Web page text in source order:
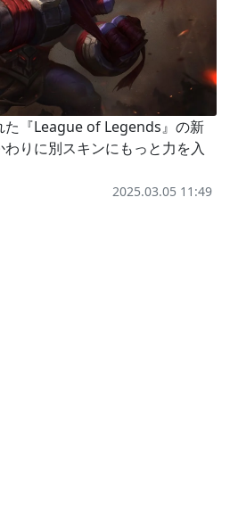
た『League of Legends』の新
りに別スキンにもっと力を入
2025.03.05 11:49